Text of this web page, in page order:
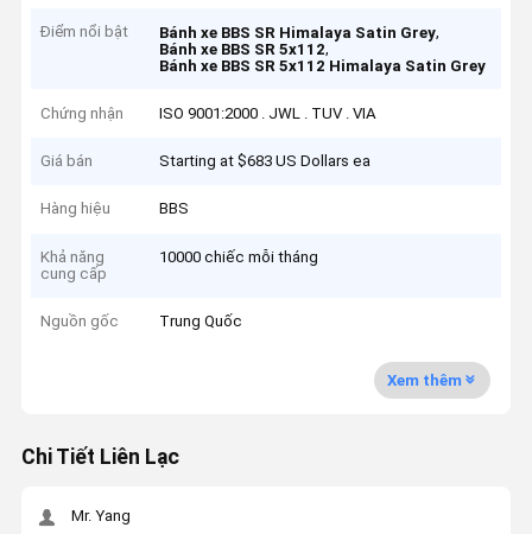
Điểm nổi bật Bánh xe BBS SR Himalaya Satin Grey,
Bánh xe BBS SR 5x112,
Bánh xe BBS SR 5x112 Himalaya Satin Grey
Chứng nhận ISO 9001:2000 . JWL . TUV . VIA
Giá bán Starting at $683 US Dollars ea
Hàng hiệu BBS
Khả năng
cung cấp
10000 chiếc mỗi tháng
Nguồn gốc Trung Quốc
Xem thêm
Chi Tiết Liên Lạc
Mr. Yang